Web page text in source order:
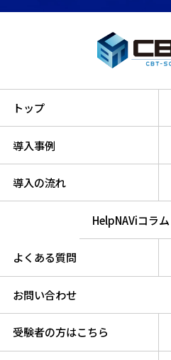
トップ
導入事例
導入の流れ
HelpNAViコラム
よくある質問
お問い合わせ
受験者の方はこちら